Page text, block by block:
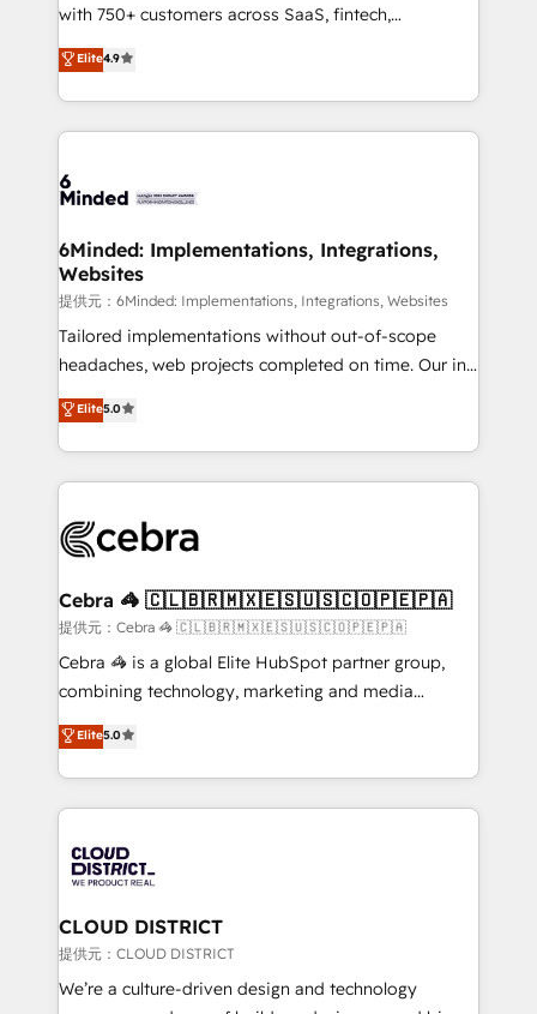
projects • Clients in 30+ industries • Proprietary
technology for integrations • Multilingual team:
English, Spanish, Portuguese & Italian 👉 Grow
smarter with AI and HubSpot.
with 750+ customers across SaaS, fintech,
healthcare, real estate, and other industries. With
150+ HubSpot-certified experts, we deliver scalable
solutions to complex GTM and RevOps challenges.
Our Expertise 🔹 Onboarding & Implementation:
tailored to your GTM motion. 🔹 Migrations:
from other CRMs to HubSpot without data loss or
downtime. 🔹 RevOps Strategy: Align teams,
processes, and data to drive revenue efficiency. 🔹
Integrations: Connect HubSpot with your tech stack
for better adoption. 🔹 Custom Solutions: Build
SOC 2 Type II and ISO 27001 certified, reinforcing
our commitment to data security and compliance. At
Elite4.9
6Minded: Implementations, Integrations,
Websites
提供元：6Minded: Implementations, Integrations, Websites
Tailored implementations without out-of-scope
headaches, web projects completed on time. Our in-
house team of certified CRM architects, experts,
developers, designers, and marketers handles all
aspects of your HubSpot. ✨ 400+ global clients ✨
100+ seamless migrations from 15+ different CRMs
implementations, and 5,000+ pages ✨ CS: Clients
CS: 245% organic growth & +751% new visitors for a
full-funnel HubSpot project ✨ CS: 415% conversion
boost with a new HubSpot site Recognized leaders:
🏆 HubSpot Platform Migration Impact Award 🏆
Inbound Campaign of the Year 🏆 Gold AVA Digital
Award for Best Website 🌟 Accreditations: CRM
Elite5.0
Cebra 🦓 🇨🇱🇧🇷🇲🇽🇪🇸🇺🇸🇨🇴🇵🇪🇵🇦
提供元：Cebra 🦓 🇨🇱🇧🇷🇲🇽🇪🇸🇺🇸🇨🇴🇵🇪🇵🇦
Cebra 🦓 is a global Elite HubSpot partner group,
combining technology, marketing and media
expertise across Latin America and Southern
Europe, with teams across 7 countries. Born in Chile,
we combine local insight with international reach to
help businesses grow through technology, creativity,
500+ HubSpot implementations, building end-to-
end solutions that integrate CRM, AI automation,
inbound and loop marketing, content, and digital
creativity. Our multicultural team works in Spanish,
Portuguese, and English to design scalable strategies
that drive measurable growth. 🌎 Highlights: • 10+
Elite5.0
CLOUD DISTRICT
提供元：CLOUD DISTRICT
We’re a culture-driven design and technology